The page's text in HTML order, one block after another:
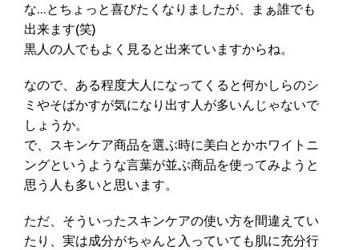
な…とちょっと喜びたくなりましたが、まぁ誰でも
出来ます(笑)
黒人の人でもよく見ると出来ていますからね。
なので、ある程度大人になってくると何かしらのシ
ミやそばかすが気になり出す人が多いんじゃないで
しょうか。
で、スキンケア商品を選ぶ時に美白とかホワイトニ
ングというような言葉が並ぶ商品を使ってみようと
思う人も多いと思います。
ただ、そういったスキンケアの使い方を間違えてい
たり、実は成分がちゃんと入っていても肌に充分行